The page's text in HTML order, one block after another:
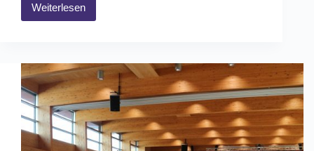
WeiterlesenFrühjahrskonzert
„Andere